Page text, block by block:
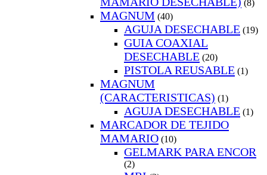
(8)
MAGNUM (40)
AGUJA DESECHABLE (19)
GUIA COAXIAL
DESECHABLE (20)
PISTOLA REUSABLE (1)
MAGNUM
(CARACTERISTICAS) (1)
AGUJA DESECHABLE (1)
MARCADOR DE TEJIDO
MAMARIO (10)
GELMARK PARA ENCOR
(2)